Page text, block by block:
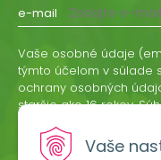
Vaše
e-mail
Vaše osobné údaje
týmto účelom v súlade
ochrany osobných
staršie ako 16 rokov.
odvolať písomne,
ktoréhokoľvek